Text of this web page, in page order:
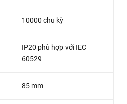
10000 chu kỳ
IP20 phù hợp với IEC
60529
85 mm